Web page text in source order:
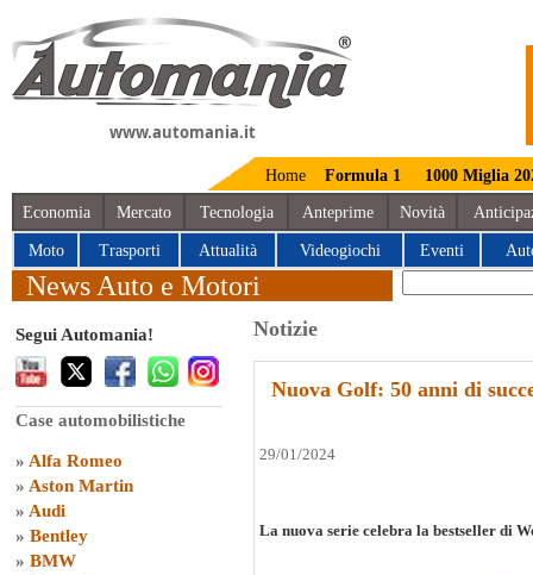
www.automania.it
Home Formula 1 1000 Miglia
Economia Mercato Tecnologia Anteprime Novità
Moto Trasporti Attualità Videogiochi Eventi
News Auto e Motori
Segui Automania!
Case automobilistiche
» Alfa Romeo
» Aston Martin
» Audi
» Bentley
» BMW
Notizie
Nuova Golf: 50 anni di
29/01/2024
La nuova serie celebra la bestseller di